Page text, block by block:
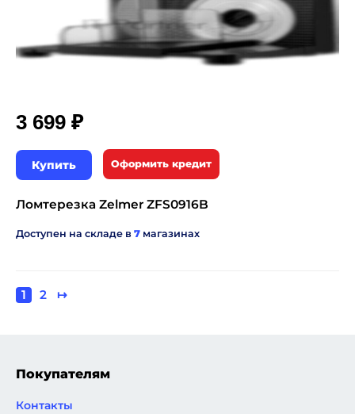
3 699 ₽
Купить Оформить кредит
Ломтерезка Zelmer ZFS0916B
Доступен на складе в 7 магазинах
Нумерация
Текущая
1 Page
2
Следующая
↦
Покупателям
Контакты